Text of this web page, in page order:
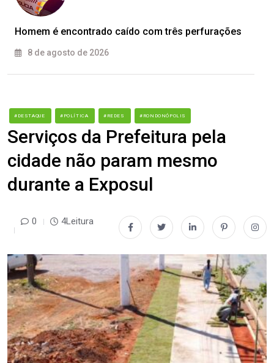
Homem é encontrado caído com três perfurações
8 de agosto de 2026
#DESTAQUE #POLÍTICA #REDES #RONDONÓPOLIS
Serviços da Prefeitura pela
cidade não param mesmo
durante a Exposul
0 4Leitura